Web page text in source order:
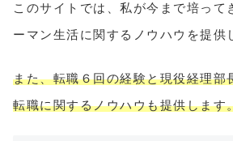
このサイトでは、私が今まで培って
ーマン生活に関するノウハウを提供
また、転職６回の経験と現役経理部
転職に関するノウハウも提供します